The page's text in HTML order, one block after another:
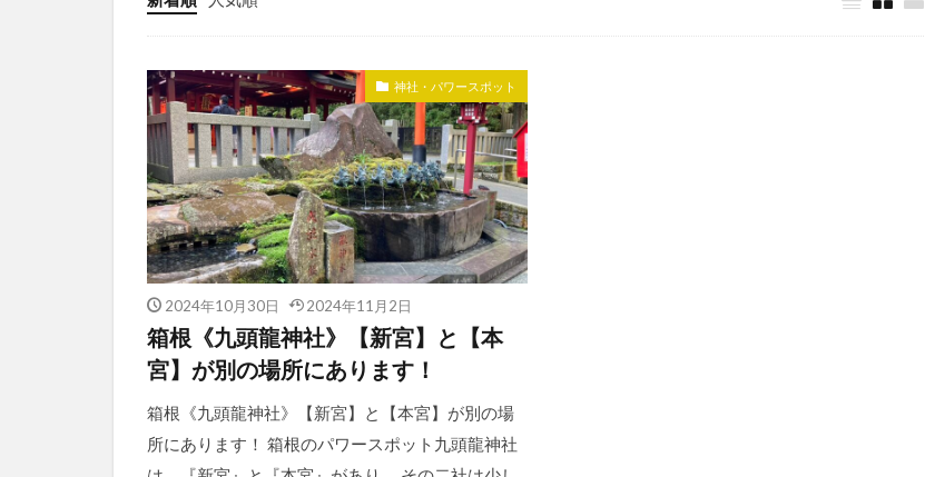
神社・パワースポット
2024年10月30日 2024年11月2日
箱根《九頭龍神社》【新宮】と【本
宮】が別の場所にあります！
箱根《九頭龍神社》【新宮】と【本宮】が別の場
所にあります！ 箱根のパワースポット九頭龍神社